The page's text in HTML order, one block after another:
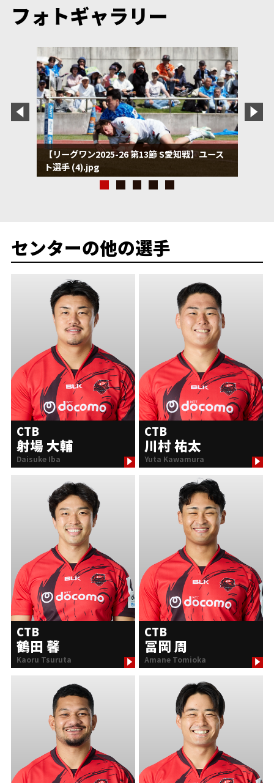
フォトギャラリー
【リーグワン2025-26 第13節 S愛知戦】ユース
ト選手 (4).jpg
センターの他の選手
CTB
射場 大輔
Daisuke Iba
CTB
川村 祐太
Yuta Kawamura
CTB
鶴田 馨
Kaoru Tsuruta
CTB
冨岡 周
Amane Tomioka